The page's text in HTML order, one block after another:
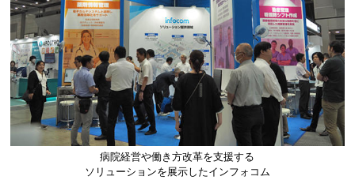
病院経営や働き方改革を支援する
ソリューションを展示したインフォコム